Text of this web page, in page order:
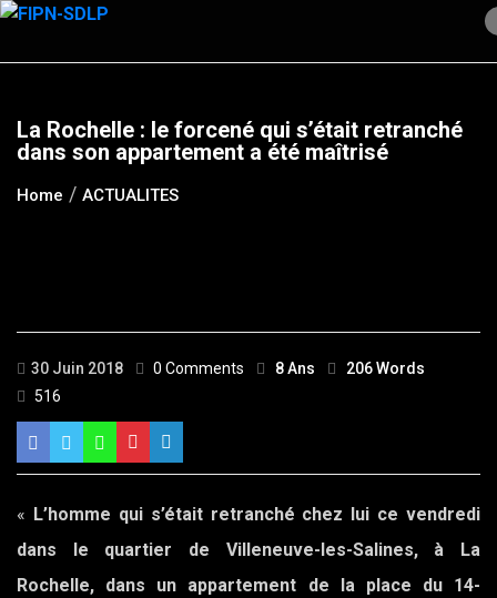
Skip
content
La Rochelle : le forcené qui s’était retranché
dans son appartement a été maîtrisé
Home ACTUALITES
30 Juin 2018 0 Comments 8 Ans
206 Words
516
« L’homme qui s’était retranché chez lui ce vendredi
dans le quartier de Villeneuve-les-Salines, à La
Rochelle, dans un appartement de la place du 14-